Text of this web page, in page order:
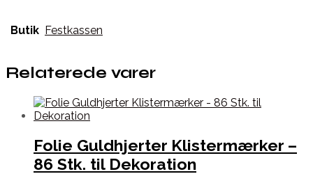
Butik Festkassen
Relaterede varer
Folie Guldhjerter Klistermærker –
86 Stk. til Dekoration